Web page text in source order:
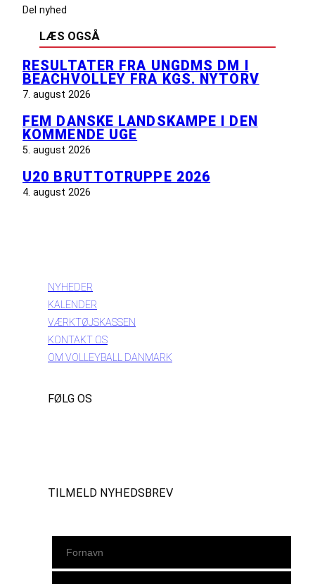
Del nyhed
LÆS OGSÅ
RESULTATER FRA UNGDMS DM I
BEACHVOLLEY FRA KGS. NYTORV
7. august 2026
FEM DANSKE LANDSKAMPE I DEN
KOMMENDE UGE
5. august 2026
U20 BRUTTOTRUPPE 2026
4. august 2026
NYHEDER
KALENDER
VÆRKTØJSKASSEN
KONTAKT OS
OM VOLLEYBALL DANMARK
FØLG OS
TILMELD NYHEDSBREV